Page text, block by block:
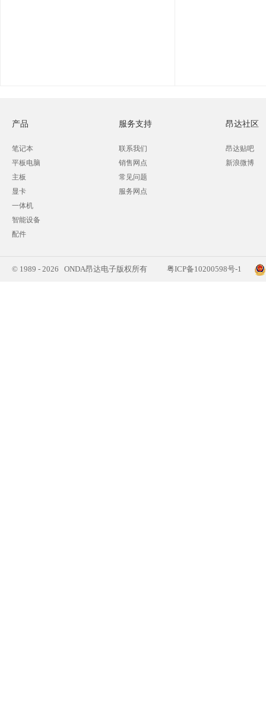
产品
笔记本
平板电脑
主板
显卡
一体机
智能设备
配件
服务支持
联系我们
销售网点
常见问题
服务网点
昂达社区
昂达贴吧
新浪微博
© 1989 - 2026 ONDA昂达电子版权所有 粤ICP备10200598号-1